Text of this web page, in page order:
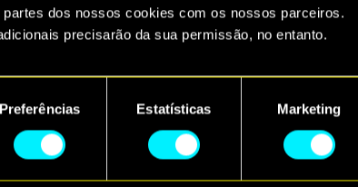
partes dos nossos cookies com os nossos parceiros.
precisarão da sua permissão, no entanto.
detalhes sobre o uso de cookies e poderá ajustar as
"Configurações" abaixo.
Preferências Estatísticas Marketing